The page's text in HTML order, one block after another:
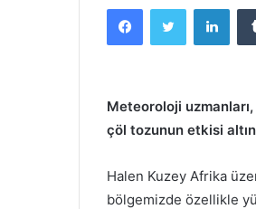
posta
FacebookTwitter
Meteoroloji
çöl tozunun etkisi
Halen Kuzey Afrika
bölgemizde özellikle